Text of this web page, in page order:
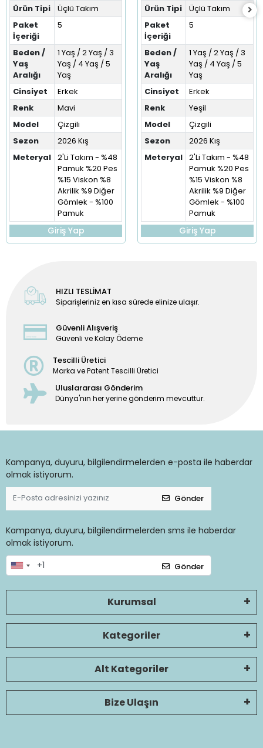
Ürün Tipi
Üçlü Takım
Paket
İçeriği
5
Beden /
Yaş
Aralığı
1 Yaş / 2 Yaş / 3
Yaş / 4 Yaş / 5
Yaş
Cinsiyet
Erkek
Renk
Mavi
Model
Çizgili
Sezon
2026 Kış
Meteryal 2'Li Takım - %48
Pamuk %20 Pes
%15 Viskon %8
Akrilik %9 Diğer
Gömlek - %100
Pamuk
Giriş Yap
Ürün Tipi
Üçlü Takım
Paket
İçeriği
5
Beden /
Yaş
Aralığı
1 Yaş / 2 Yaş / 3
Yaş / 4 Yaş / 5
Yaş
Cinsiyet
Erkek
Renk
Yeşil
Model
Çizgili
Sezon
2026 Kış
Meteryal 2'Li Takım - %48
Pamuk %20 Pes
%15 Viskon %8
Akrilik %9 Diğer
Gömlek - %100
Pamuk
Giriş Yap
HIZLI TESLİMAT
Siparişleriniz en kısa sürede elinize ulaşır.
Güvenli Alışveriş
Güvenli ve Kolay Ödeme
Tescilli Üretici
Marka ve Patent Tescilli Üretici
Uluslararası Gönderim
Dünya'nın her yerine gönderim mevcuttur.
Kampanya, duyuru, bilgilendirmelerden e-posta ile haberdar
olmak istiyorum.
Gönder
Kampanya, duyuru, bilgilendirmelerden sms ile haberdar
olmak istiyorum.
Gönder
Kurumsal
Kategoriler
Alt Kategoriler
Bize Ulaşın